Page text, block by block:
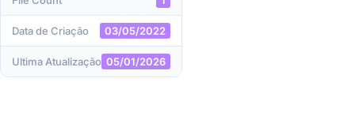
Data de Criação 03/05/2022
Ultima Atualização 05/01/2026